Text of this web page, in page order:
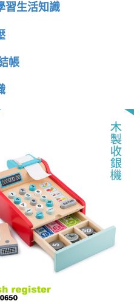
習生活知識
帳